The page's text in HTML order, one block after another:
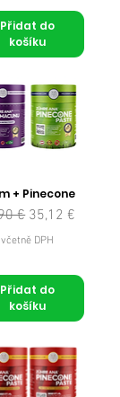
Přidat do
košíku
+ Pinecone
cena
€ Zvýhodněná
35,12 €
včetně DPH
Přidat do
košíku